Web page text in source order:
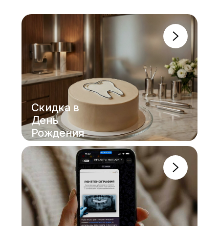
Скидка в
День
Рождения